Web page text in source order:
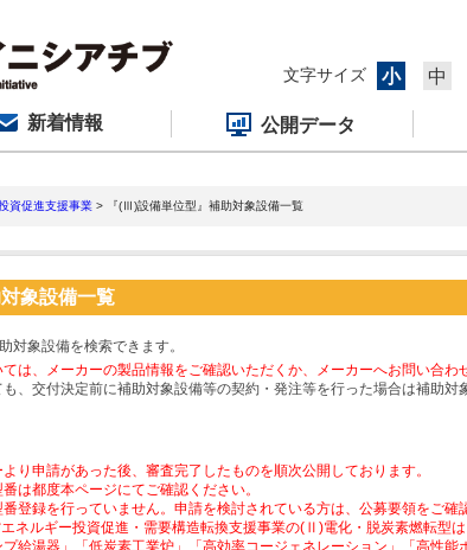
文字サイズ
小 中
新着情報 公開データ
資促進支援事業 > 『(Ⅲ)設備単位型』補助対象設備一覧
象設備一覧
対象設備を検索できます。
は、メーカーの製品情報をご確認いただくか、メーカーへお問い合わ
、交付決定前に補助対象設備等の契約・発注等を行った場合は補助対
り申請があった後、審査完了したものを順次公開しております。
は都度本ページにてご確認ください。
登録を行っていません。申請を検討されている方は、公募要領をご確
ネルギー投資促進・需要構造転換支援事業の(Ⅱ)電化・脱炭素燃転型
給湯器」「低炭素工業炉」「高効率コージェネレーション」「高性能